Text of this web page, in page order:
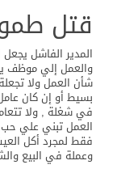
قتل
المدير الفاشل
والعمل إلي موظف
شأن العمل ولا
بسيط أو إن كان
في شغلة , ولا
العمل تبني علي
فقط لمجرد أكل
وعملة في البيع